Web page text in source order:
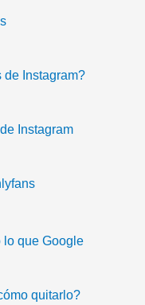
de Instagram?
Instagram
lo que Google
quitarlo?